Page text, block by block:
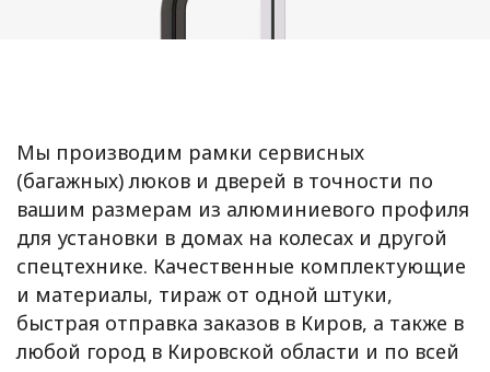
Мы производим рамки сервисных
(багажных) люков и дверей в точности по
вашим размерам из алюминиевого профиля
для установки в домах на колесах и другой
спецтехнике. Качественные комплектующие
и материалы, тираж от одной штуки,
быстрая отправка заказов в Киров, а также в
любой город в Кировской области и по всей